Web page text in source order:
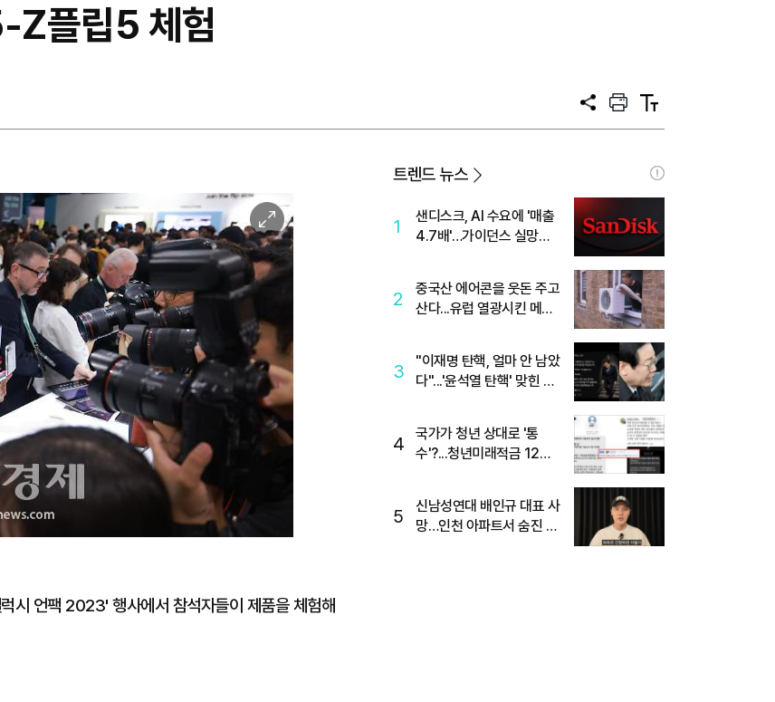
Z플립5 체험
공
프
트
텍
트
이
미
지
확
대
시 언팩 2023' 행사에서 참석자들이 제품을 체험해
트렌드 뉴스
1
샌디스크, AI 수요에 '매출
4.7배'…가이던스 실망에
2
중국산 에어콘을 웃돈 주고
산다...유럽 열광시킨 메이
3
"이재명 탄핵, 얼마 안 남았
다"...'윤석열 탄핵' 맞힌 무
4
국가가 청년 상대로 '통
수'?...청년미래적금 12%
5
신남성연대 배인규 대표 사
망…인천 아파트서 숨진 채